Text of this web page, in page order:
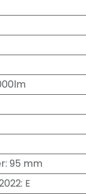
: 95 mm
: E